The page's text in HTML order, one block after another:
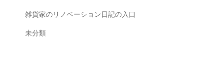
雑貨家のリノベーション日記の入口
未分類